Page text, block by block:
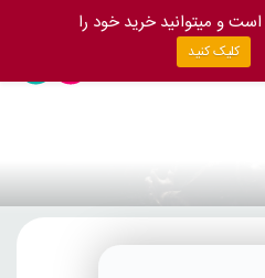
و میتوانید خرید خود را
کلیک کنید